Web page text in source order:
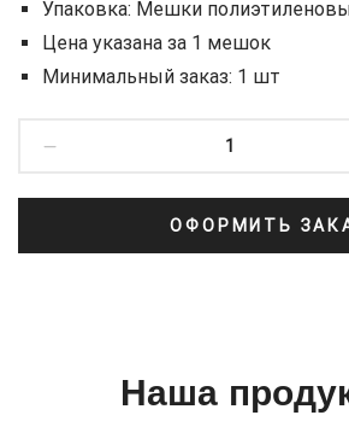
Упаковка: Мешки
Цена указана за 1 мешок
Минимальный заказ: 1 шт
ОФОРМИТЬ
Наша